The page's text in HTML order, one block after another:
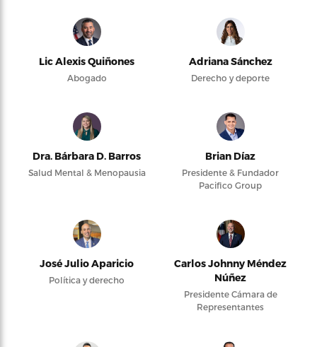
Lic Alexis Quiñones
Abogado
Adriana Sánchez
Derecho y deporte
Dra. Bárbara D. Barros
Salud Mental & Menopausia
Brian Díaz
Presidente & Fundador
Pacifico Group
José Julio Aparicio
Política y derecho
Carlos Johnny Méndez
Núñez
Presidente Cámara de
Representantes